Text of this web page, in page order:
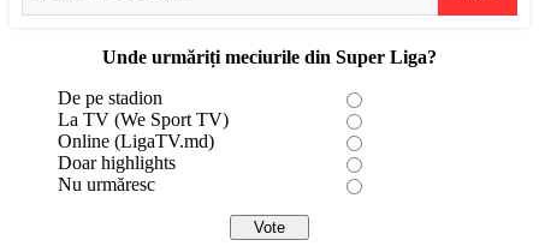
Unde urmăriți meciurile din Super Liga?
De pe stadion
La TV (We Sport TV)
Online (LigaTV.md)
Doar highlights
Nu urmăresc